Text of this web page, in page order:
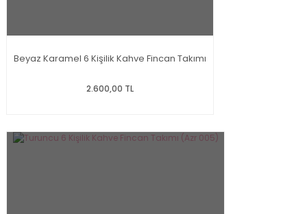
Beyaz Karamel 6 Kişilik Kahve Fincan Takımı
2.600,00 TL